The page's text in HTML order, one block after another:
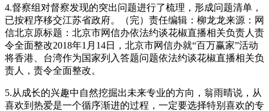
4.督察组对督察发现的突出问题进行了梳理，形成问题清单，
已按程序移交江苏省政府。（完）责任编辑：柳龙龙来源：网
信北京原标题：北京市网信办依法约谈花椒直播相关负责人责
令全面整改2018年1月14日，北京市网信办就“百万赢家”活动
将香港、台湾作为国家列入答题问题依法约谈花椒直播相关负
责人，责令全面整改。
5.从成长的兴趣中自然挖掘出未来专业的方向，翁雨晴说，从
喜欢到热爱是一个循序渐进的过程，一定要选择特别喜欢的专